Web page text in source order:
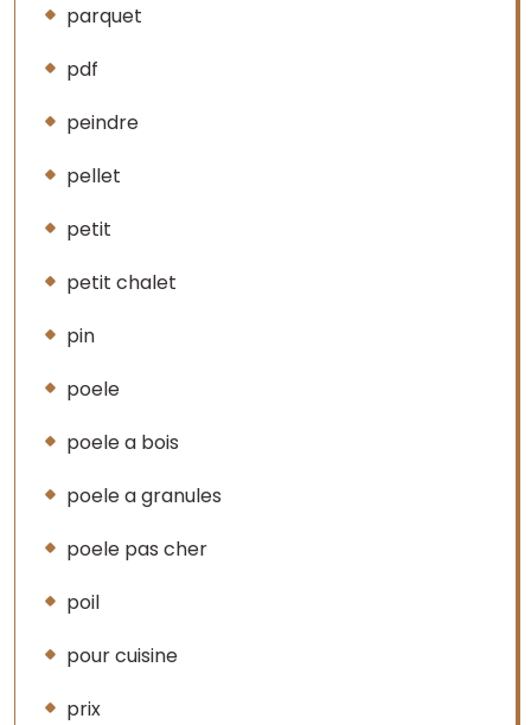
parquet
pdf
peindre
pellet
petit
petit chalet
pin
poele
poele a bois
poele a granules
poele pas cher
poil
pour cuisine
prix